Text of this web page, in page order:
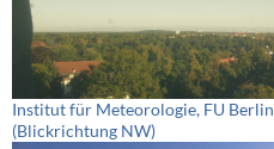
Institut für Meteorologie, FU Berlin
(Blickrichtung NW)